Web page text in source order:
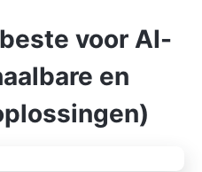
voor AI-
en